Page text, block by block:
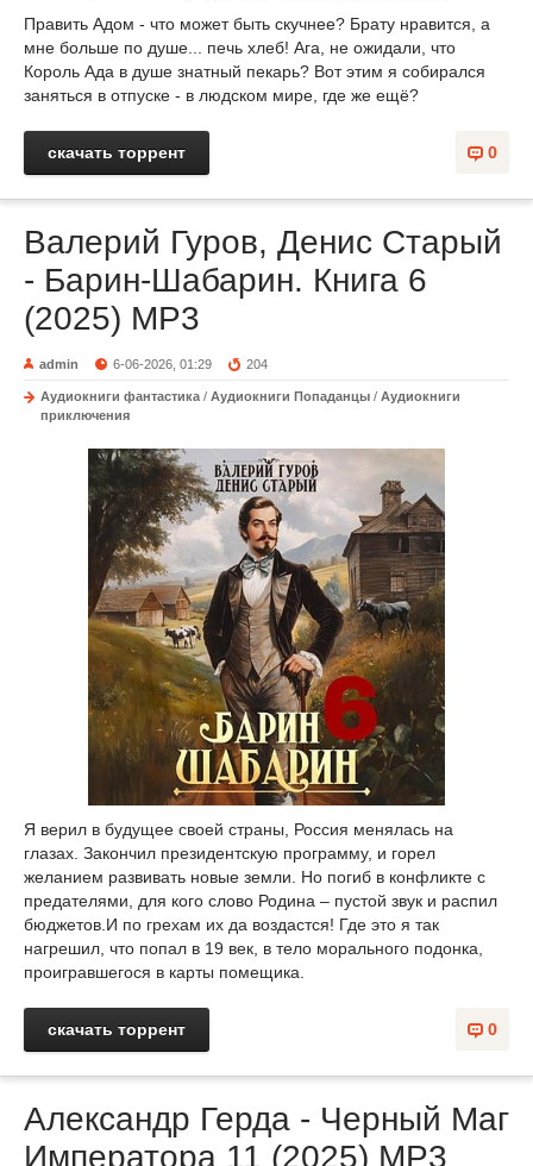
Править Адом - что может быть скучнее? Брату нравится, а
мне больше по душе... печь хлеб! Ага, не ожидали, что
Король Ада в душе знатный пекарь? Вот этим я собирался
заняться в отпуске - в людском мире, где же ещё?
0
скачать торрент
Валерий Гуров, Денис Старый
- Барин-Шабарин. Книга 6
(2025) МР3
admin 6-06-2026, 01:29 204
Аудиокниги фантастика / Аудиокниги Попаданцы / Аудиокниги
приключения
Я верил в будущее своей страны, Россия менялась на
глазах. Закончил президентскую программу, и горел
желанием развивать новые земли. Но погиб в конфликте с
предателями, для кого слово Родина – пустой звук и распил
бюджетов.И по грехам их да воздастся! Где это я так
нагрешил, что попал в 19 век, в тело морального подонка,
проигравшегося в карты помещика.
0
скачать торрент
Александр Герда - Черный Маг
Императора 11 (2025) МР3